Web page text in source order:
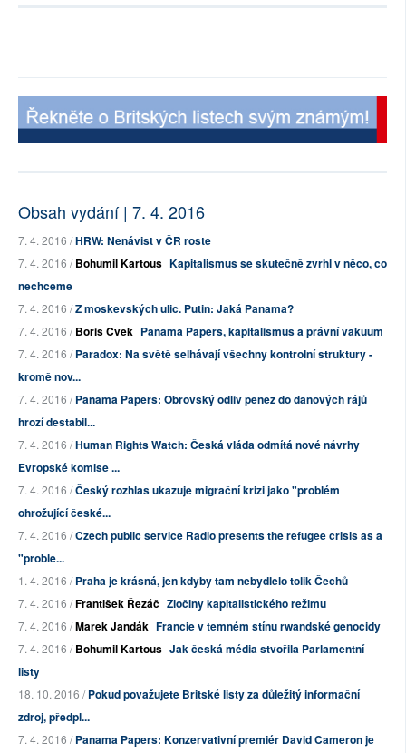
Obsah vydání | 7. 4. 2016
7. 4. 2016 /HRW: Nenávist v ČR roste
7. 4. 2016 /Bohumil Kartous Kapitalismus se skutečně zvrhl v něco, co
nechceme
7. 4. 2016 /Z moskevských ulic. Putin: Jaká Panama?
7. 4. 2016 /Boris Cvek Panama Papers, kapitalismus a právní vakuum
7. 4. 2016 /Paradox: Na světě selhávají všechny kontrolní struktury -
kromě nov...
7. 4. 2016 /Panama Papers: Obrovský odliv peněz do daňových rájů
hrozí destabil...
7. 4. 2016 /Human Rights Watch: Česká vláda odmítá nové návrhy
Evropské komise ...
7. 4. 2016 /Český rozhlas ukazuje migrační krizi jako "problém
ohrožující české...
7. 4. 2016 /Czech public service Radio presents the refugee crisis as a
"proble...
1. 4. 2016 /Praha je krásná, jen kdyby tam nebydlelo tolik Čechů
7. 4. 2016 /František Řezáč Zločiny kapitalistického režimu
7. 4. 2016 /Marek Jandák Francie v temném stínu rwandské genocidy
7. 4. 2016 /Bohumil Kartous Jak česká média stvořila Parlamentní
listy
18. 10. 2016 /Pokud považujete Britské listy za důležitý informační
zdroj, předpl...
7. 4. 2016 /Panama Papers: Konzervativní premiér David Cameron je